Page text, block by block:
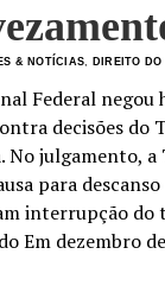
& NOTÍCIAS DIREITO
Federal negou
decisões
No julgamento,
para
interrupção do
Em dezembro